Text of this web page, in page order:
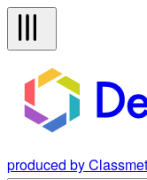
produced by